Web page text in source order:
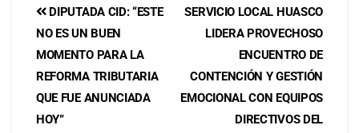
SERVICIO LOCAL HUASCO
LIDERA PROVECHOSO
ENCUENTRO DE
CONTENCIÓN Y GESTIÓN
EMOCIONAL CON EQUIPOS
DIRECTIVOS DEL
DIPUTADA CID: “ESTE
NO ES UN BUEN
MOMENTO PARA LA
REFORMA TRIBUTARIA
QUE FUE ANUNCIADA
HOY”